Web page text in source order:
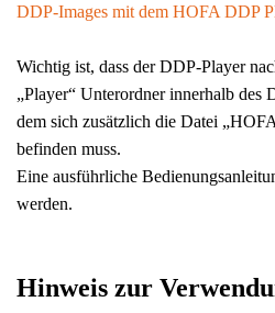
DDP-Images mit dem HOFA DDP
Wichtig ist, dass der DDP-Player
„Player“ Unterordner innerhalb des
dem sich zusätzlich die Datei
befinden muss.
Eine ausführliche
werden.
Hinweis zur